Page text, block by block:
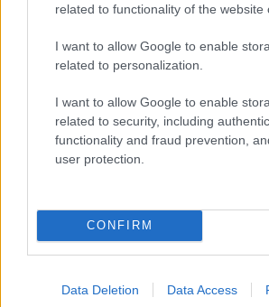
related to functionality of the website
I want to allow Google to enable
related to personalization.
I want to allow Google to enable
related to security, including
functionality and fraud prevention,
user protection.
CONFIRM
Data Deletion Data Access
Euro Gsm
Euro Gsm